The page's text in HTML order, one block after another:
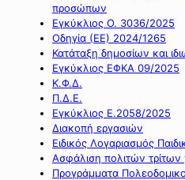
προσώπων
Εγκύκλιος Ο. 3036/2025
Οδηγία (ΕΕ) 2024/1265
Κατάταξη δημοσίων και
Εγκύκλιος ΕΦΚΑ 09/2025
Κ.Φ.Δ.
Π.Δ.Ε.
Εγκύκλιος Ε.2058/2025
Διακοπή εργασιών
Ειδικός Λογαριασμός
Ασφάλιση πολιτών
Προγράμματα